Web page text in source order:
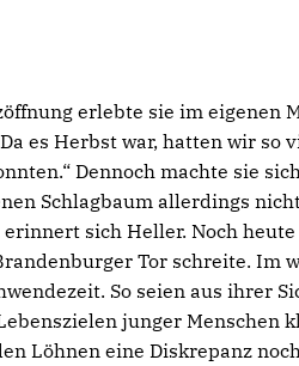
erlebte sie im
es Herbst war, hatten wir
Dennoch machte sie
Schlagbaum allerdings
erinnert sich Heller. Noch
Tor schreite. Im
So seien aus ihrer
junger Menschen
Löhnen eine Diskrepanz